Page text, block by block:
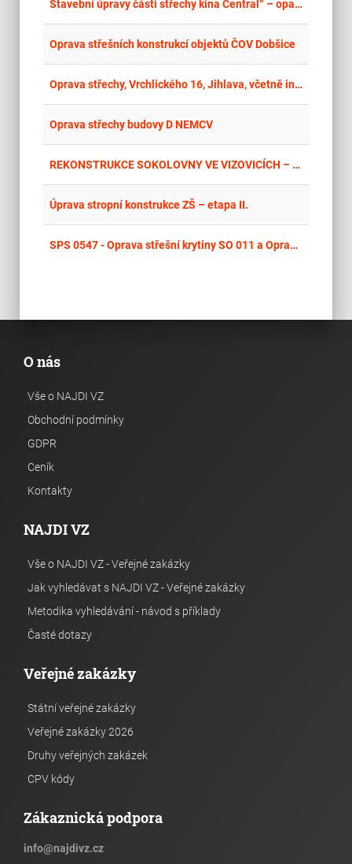
Stavební úpravy části střechy kina Central“ – opakované zadávací řízení
Oprava střešních konstrukcí objektů ČOV Dobšice
Oprava střechy, Vrchlického 16, Jihlava, včetně instalace fotovoltaické elektrárny
Oprava střechy budovy D NEMCV
REKONSTRUKCE SOKOLOVNY VE VIZOVICÍCH – OPRAVA STŘECHY
Úprava stropní konstrukce ZŠ – etapa II.
SPS 0547 - Oprava střešní krytiny SO 011 a Oprava střešní krytiny SO 030
O nás
Vše o NAJDI VZ
Obchodní podmínky
GDPR
Ceník
Kontakty
NAJDI VZ
Vše o NAJDI VZ - Veřejné zakázky
Jak vyhledávat s NAJDI VZ - Veřejné zakázky
Metodika vyhledávání - návod s příklady
Časté dotazy
Veřejné zakázky
Státní veřejné zakázky
Veřejné zakázky 2026
Druhy veřejných zakázek
CPV kódy
Zákaznická podpora
info@najdivz.cz